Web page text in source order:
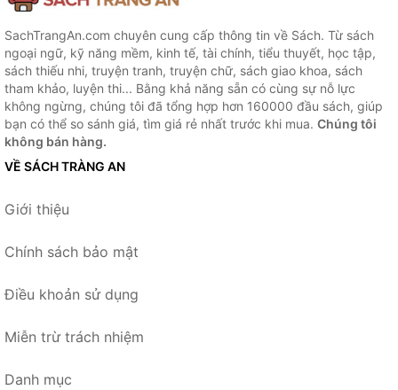
SachTrangAn.com chuyên cung cấp thông tin về Sách. Từ sách
ngoại ngữ, kỹ năng mềm, kinh tế, tài chính, tiểu thuyết, học tập,
sách thiếu nhi, truyện tranh, truyện chữ, sách giao khoa, sách
tham khảo, luyện thi... Bằng khả năng sẵn có cùng sự nỗ lực
không ngừng, chúng tôi đã tổng hợp hơn 160000 đầu sách, giúp
bạn có thể so sánh giá, tìm giá rẻ nhất trước khi mua. Chúng tôi
không bán hàng.
VỀ SÁCH TRÀNG AN
Giới thiệu
Chính sách bảo mật
Điều khoản sử dụng
Miễn trừ trách nhiệm
Danh mục